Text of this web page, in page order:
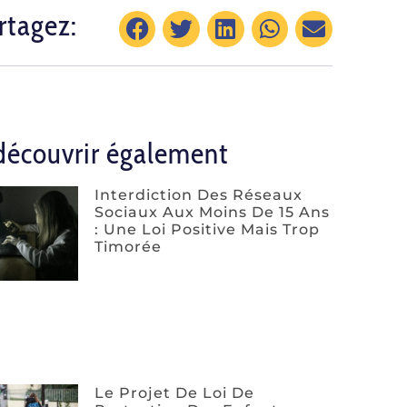
également
Interdiction Des Réseaux
Sociaux Aux Moins De 15 Ans
: Une Loi Positive Mais Trop
Timorée
Le Projet De Loi De